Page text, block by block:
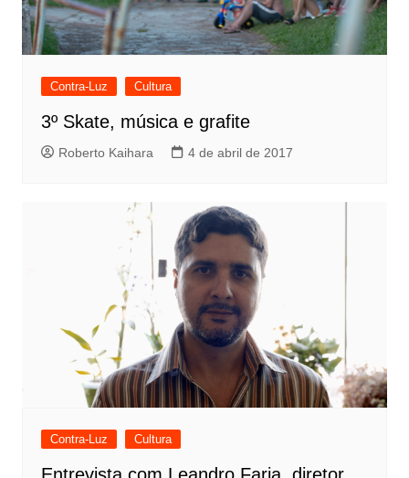
Contra-Luz Cultura
3º Skate, música e grafite
Roberto Kaihara 4 de abril de 2017
Contra-Luz Cultura